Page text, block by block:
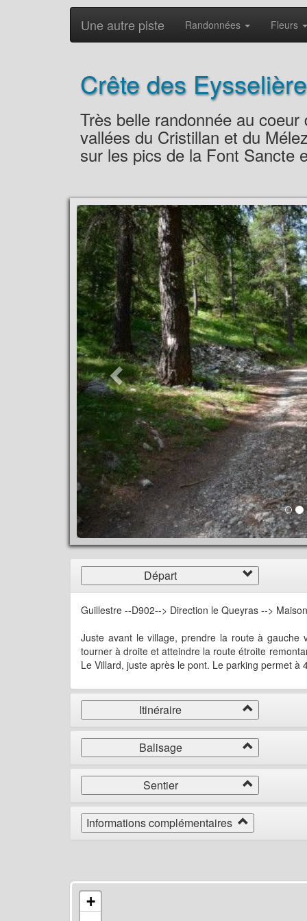
Une autre piste Randonnées Fleurs
Crête des
Très belle randonnée au
vallées du Cristillan et du
sur les pics de la Font Sancte
Départ
Guillestre --D902--> Direction le Queyras -->
Juste avant le village, prendre la route à gauche
tourner à droite et atteindre la route étroite
Le Villard, juste après le pont. Le parking permet à
Itinéraire
Balisage
Sentier
Informations complémentaires
+